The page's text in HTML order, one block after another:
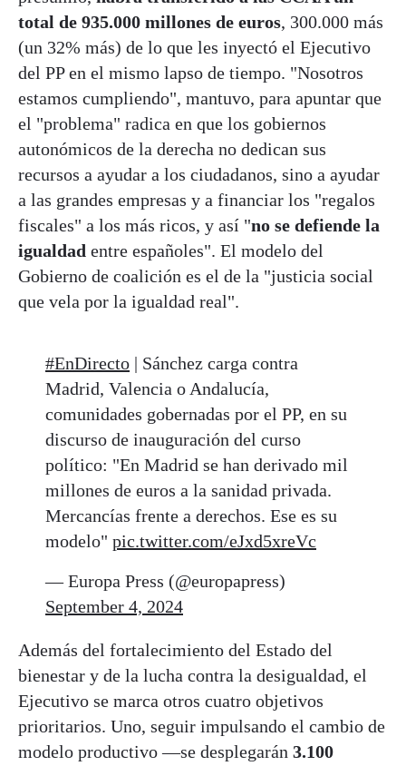
total de 935.000 millones de euros, 300.000 más
(un 32% más) de lo que les inyectó el Ejecutivo
del PP en el mismo lapso de tiempo. "Nosotros
estamos cumpliendo", mantuvo, para apuntar que
el "problema" radica en que los gobiernos
autonómicos de la derecha no dedican sus
recursos a ayudar a los ciudadanos, sino a ayudar
a las grandes empresas y a financiar los "regalos
fiscales" a los más ricos, y así "no se defiende la
igualdad entre españoles". El modelo del
Gobierno de coalición es el de la "justicia social
que vela por la igualdad real".
#EnDirecto | Sánchez carga contra
Madrid, Valencia o Andalucía,
comunidades gobernadas por el PP, en su
discurso de inauguración del curso
político: "En Madrid se han derivado mil
millones de euros a la sanidad privada.
Mercancías frente a derechos. Ese es su
modelo" pic.twitter.com/eJxd5xreVc
— Europa Press (@europapress)
September 4, 2024
Además del fortalecimiento del Estado del
bienestar y de la lucha contra la desigualdad, el
Ejecutivo se marca otros cuatro objetivos
prioritarios. Uno, seguir impulsando el cambio de
modelo productivo —se desplegarán 3.100